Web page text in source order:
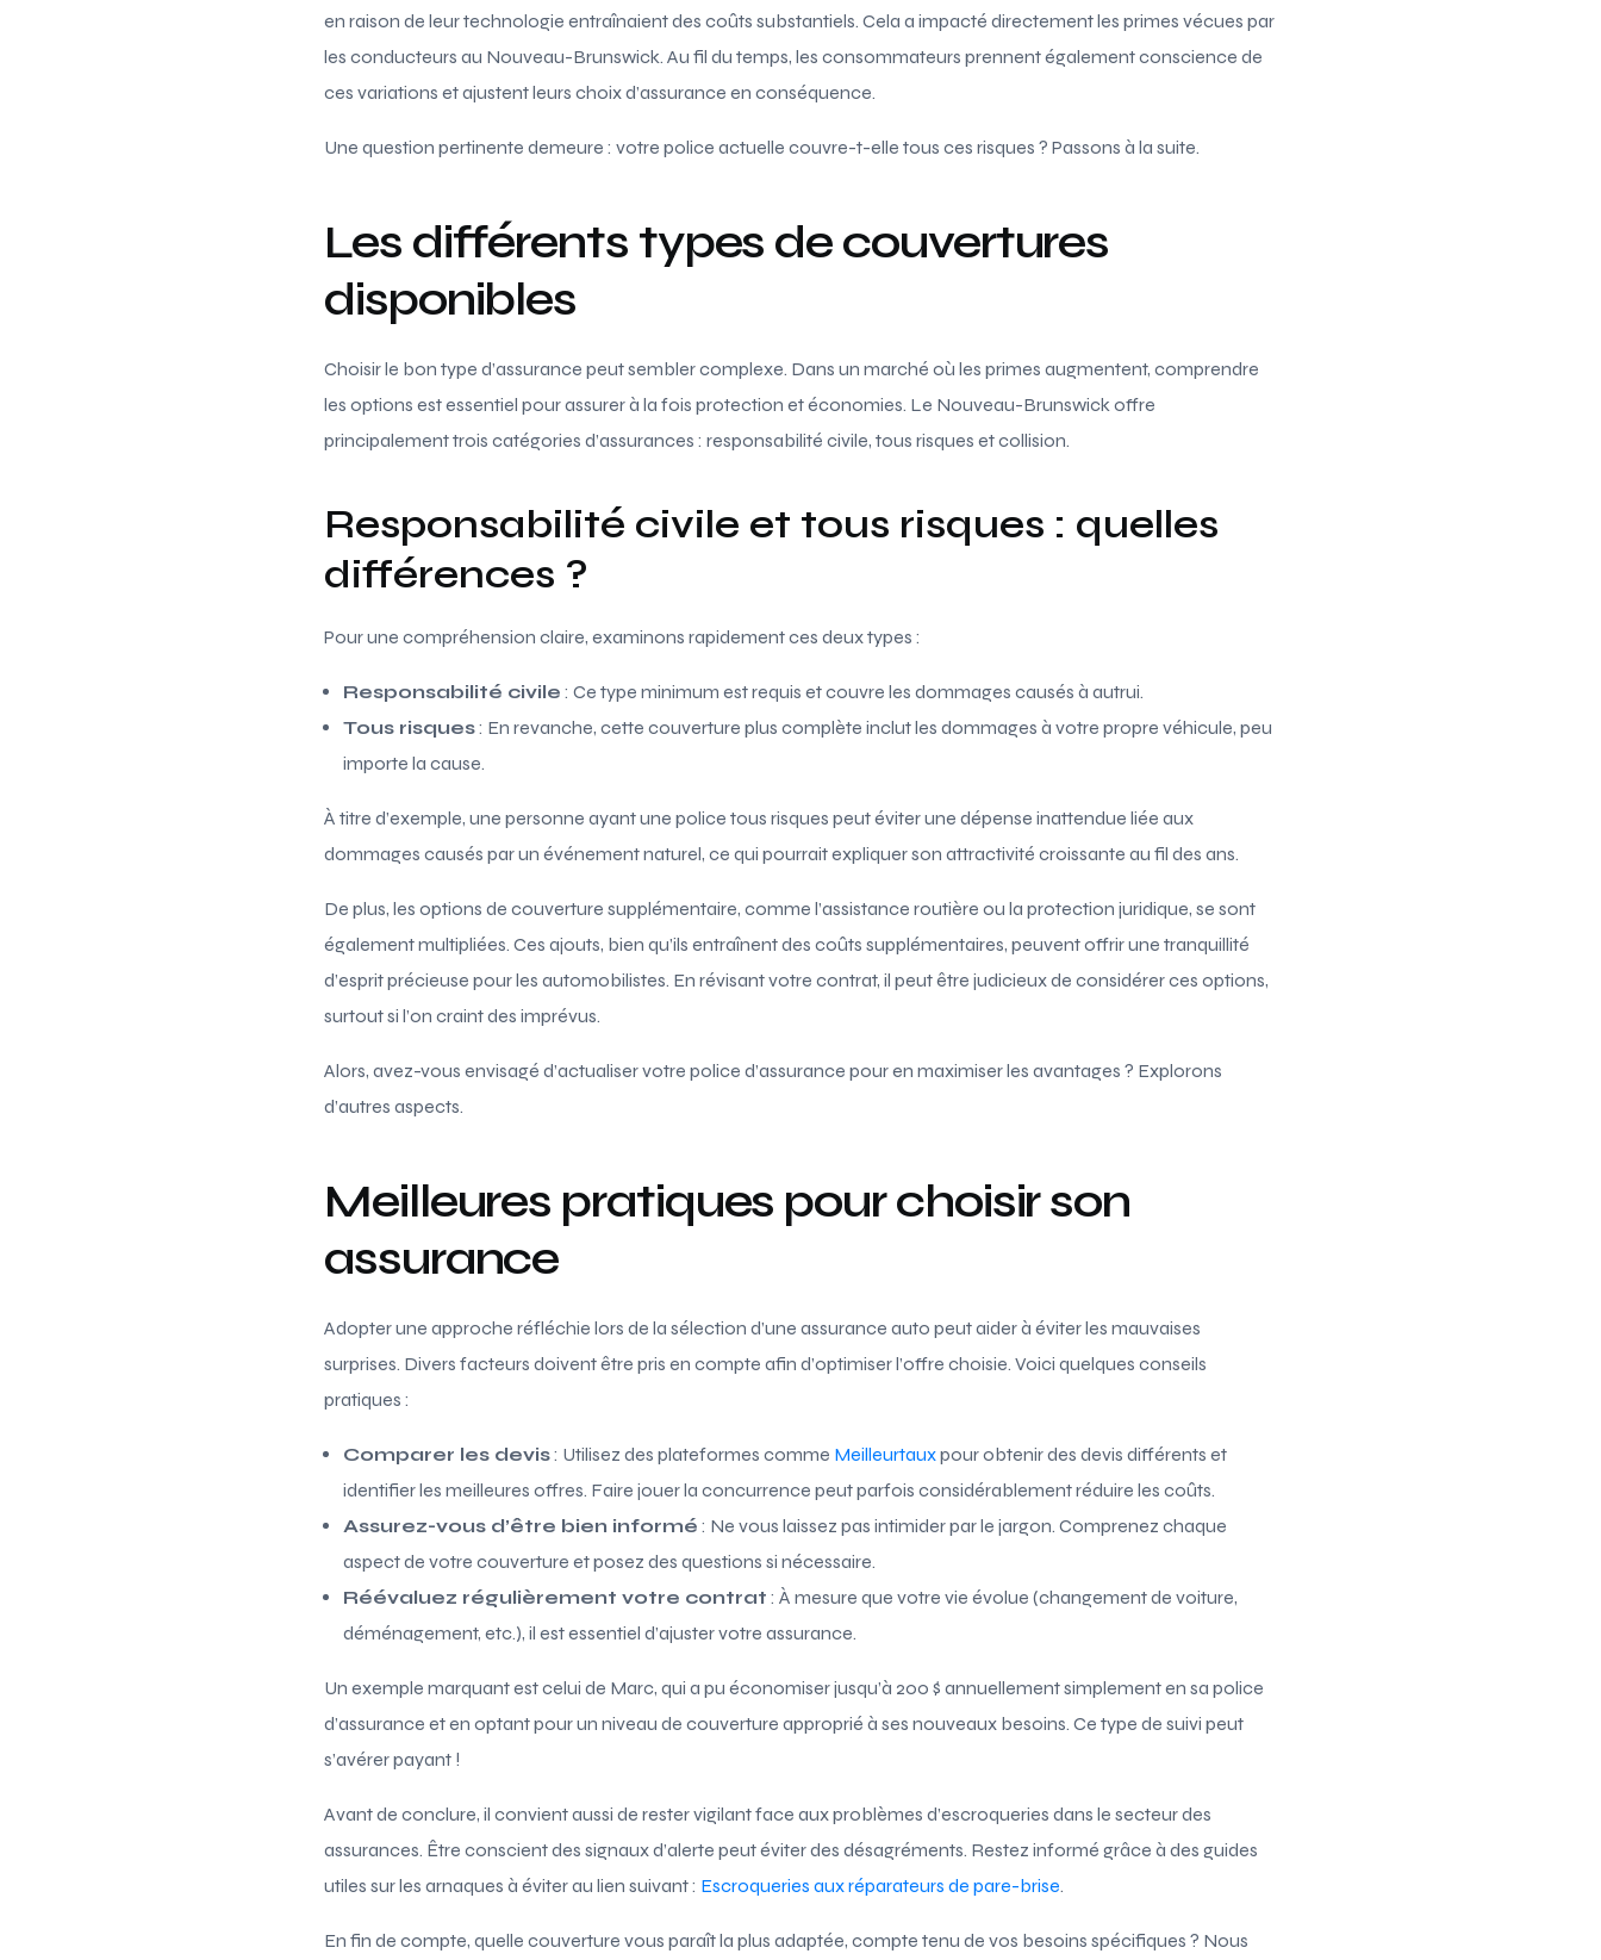
en raison de leur technologie entraînaient des coûts substantiels. Cela a impacté directement les primes vécues par
les conducteurs au Nouveau-Brunswick. Au fil du temps, les consommateurs prennent également conscience de
ces variations et ajustent leurs choix d’assurance en conséquence.
Une question pertinente demeure : votre police actuelle couvre-t-elle tous ces risques ? Passons à la suite.
Les différents types de couvertures
disponibles
Choisir le bon type d’assurance peut sembler complexe. Dans un marché où les primes augmentent, comprendre
les options est essentiel pour assurer à la fois protection et économies. Le Nouveau-Brunswick offre
principalement trois catégories d’assurances : responsabilité civile, tous risques et collision.
Responsabilité civile et tous risques : quelles
différences ?
Pour une compréhension claire, examinons rapidement ces deux types :
Responsabilité civile : Ce type minimum est requis et couvre les dommages causés à autrui.
Tous risques: En revanche, cette couverture plus complète inclut les dommages à votre propre véhicule, peu
importe la cause.
À titre d’exemple, une personne ayant une police tous risques peut éviter une dépense inattendue liée aux
dommages causés par un événement naturel, ce qui pourrait expliquer son attractivité croissante au fil des ans.
De plus, les options de couverture supplémentaire, comme l’assistance routière ou la protection juridique, se sont
également multipliées. Ces ajouts, bien qu’ils entraînent des coûts supplémentaires, peuvent offrir une tranquillité
d’esprit précieuse pour les automobilistes. En révisant votre contrat, il peut être judicieux de considérer ces options,
surtout si l’on craint des imprévus.
Alors, avez-vous envisagé d’actualiser votre police d’assurance pour en maximiser les avantages ? Explorons
d’autres aspects.
Meilleures pratiques pour choisir son
assurance
Adopter une approche réfléchie lors de la sélection d’une assurance auto peut aider à éviter les mauvaises
surprises. Divers facteurs doivent être pris en compte afin d’optimiser l’offre choisie. Voici quelques conseils
pratiques :
Comparer les devis: Utilisez des plateformes comme Meilleurtauxpour obtenir des devis différents et
identifier les meilleures offres. Faire jouer la concurrence peut parfois considérablement réduire les coûts.
Assurez-vous d’être bien informé : Ne vous laissez pas intimider par le jargon. Comprenez chaque
aspect de votre couverture et posez des questions si nécessaire.
Réévaluez régulièrement votre contrat : À mesure que votre vie évolue (changement de voiture,
déménagement, etc.), il est essentiel d’ajuster votre assurance.
Un exemple marquant est celui de Marc, qui a pu économiser jusqu’à 200 $ annuellement simplement en sa police
d’assurance et en optant pour un niveau de couverture approprié à ses nouveaux besoins. Ce type de suivi peut
s’avérer payant !
Avant de conclure, il convient aussi de rester vigilant face aux problèmes d’escroqueries dans le secteur des
assurances. Être conscient des signaux d’alerte peut éviter des désagréments. Restez informé grâce à des guides
utiles sur les arnaques à éviter au lien suivant : Escroqueries aux réparateurs de pare-brise.
En fin de compte, quelle couverture vous paraît la plus adaptée, compte tenu de vos besoins spécifiques ? Nous